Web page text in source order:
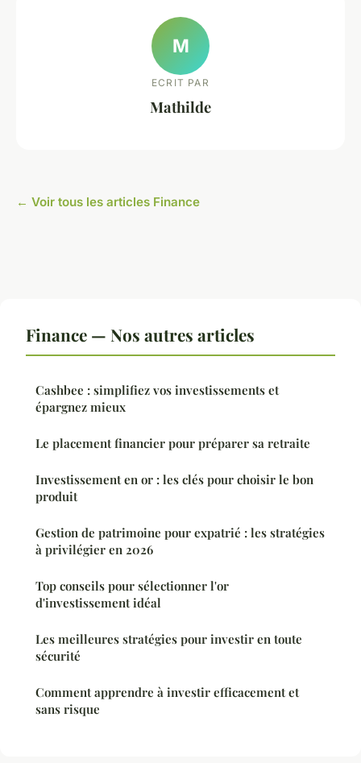
M
ECRIT PAR
Mathilde
← Voir tous les articles Finance
Finance — Nos autres articles
Cashbee : simplifiez vos investissements et
épargnez mieux
Le placement financier pour préparer sa retraite
Investissement en or : les clés pour choisir le bon
produit
Gestion de patrimoine pour expatrié : les stratégies
à privilégier en 2026
Top conseils pour sélectionner l'or
d'investissement idéal
Les meilleures stratégies pour investir en toute
sécurité
Comment apprendre à investir efficacement et
sans risque